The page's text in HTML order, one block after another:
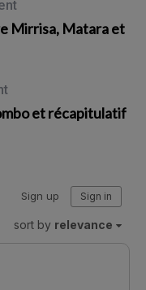
Mirrisa, Matara et
et récapitulatif